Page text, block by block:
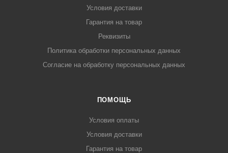
Условия доставки
Гарантия на товар
Реквизиты
Политика обработки персональных данных
Согласие на обработку персональных данных
ПОМОЩЬ
Условия оплаты
Условия доставки
Гарантия на товар